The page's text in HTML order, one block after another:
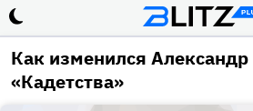
Как изменился Александр
«Кадетства»